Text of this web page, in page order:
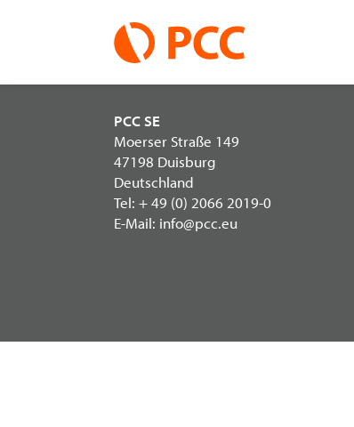
PCC Bulgaria EOOD
PCC SE
Moerser Straße 149
47198 Duisburg
Deutschland
Tel: + 49 (0) 2066 2019-0
E-Mail: info@pcc.eu